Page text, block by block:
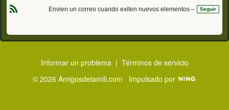
S
Envien un correo cuando exiten nuevos elementos – Seguir
Informar un problema| Términos de servicio
© 2026 Amigosdelamili.com Impulsado por